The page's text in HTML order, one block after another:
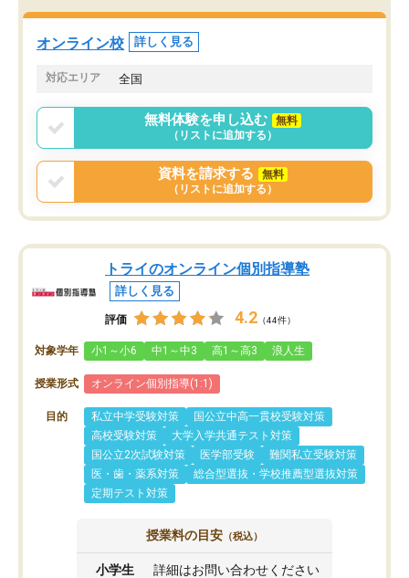
オンラインツールを使用した単語帳の
共有があり宿題もそちらで出される形
でした。
言う事で講師変更の申し出があり、あ
まりに短期での変更だった為、塾に通
う事にして退会しました。遅れも取り
戻せ、授業内容や講師の方は良かった
と思います。
くなってきたようなので
オンライン校 詳しく見る
対応エリア 全国
無料体験を申し込む
無料
（リストに追加する）
資料を請求する
無料
（リストに追加する）
トライのオンライン個別指導塾
詳しく見る
評価 4.2 （44件）
対象学年 小1～小6 中1～中3 高1～高3 浪人生
授業形式 オンライン個別指導(1:1)
目的 私立中学受験対策
国公立中高一貫校受験対策
高校受験対策
大学入学共通テスト対策
国公立2次試験対策
医学部受験
難関私立受験対策
医・歯・薬系対策
総合型選抜・学校推薦型選抜対策
定期テスト対策
授業料の目安 （税込）
小学生 詳細はお問い合わせください